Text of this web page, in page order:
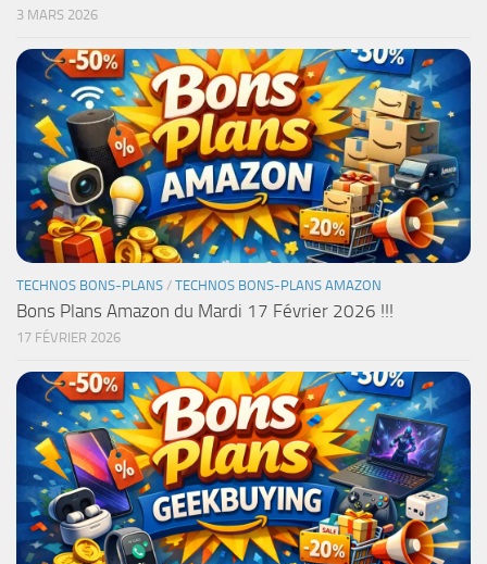
3 MARS 2026
TECHNOS BONS-PLANS / TECHNOS BONS-PLANS AMAZON
Bons Plans Amazon du Mardi 17 Février 2026 !!!
17 FÉVRIER 2026